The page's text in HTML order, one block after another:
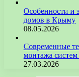
Особенности и
домов в Крыму
08.05.2026
Современные
монтажа
27.03.2026